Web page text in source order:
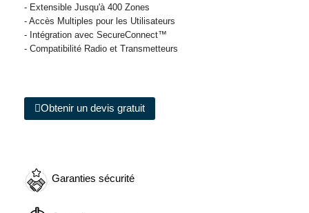
- Extensible Jusqu'à 400 Zones
- Accès Multiples pour les Utilisateurs
- Intégration avec SecureConnect™
- Compatibilité Radio et Transmetteurs
Obtenir un devis gratuit
Garanties sécurité